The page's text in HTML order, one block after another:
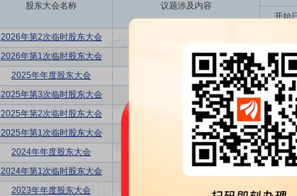
股东大会名称 议题涉及内容
开始
2026年第2次临时股东大会
2026年第1次临时股东大会
关联交易议案 2026/
2025年年度股东大会
利润分配方案 2026/
2025年第3次临时股东大会
关联交易议案 2025/
2025年第2次临时股东大会
董事换届议案,关联交易议案 2025/
2025年第1次临时股东大会
2025/
2024年年度股东大会
利润分配方案,年度报告(摘要)... 2025/
2024年第1次临时股东大会
购并,关联交易议案
2023年年度股东大会
关联交易议案,利润分配方案,年... 2024/04/